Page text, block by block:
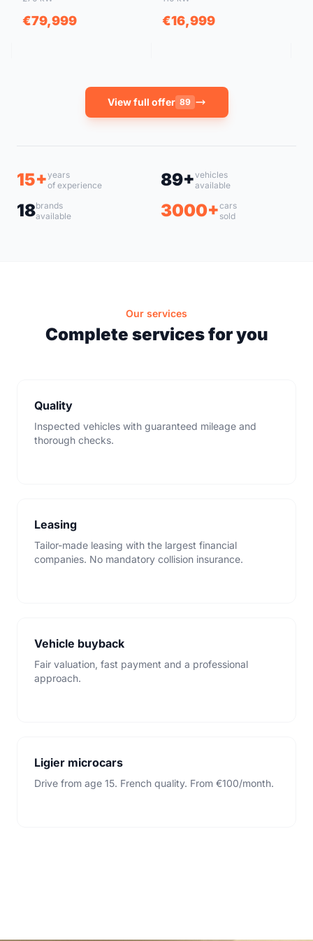
€79,999 €16,999
View full offer 89
15+years
of experience
89+vehicles
available
18brands
available
3000+cars
sold
Our services
Complete services for you
Quality
Inspected vehicles with guaranteed mileage and
thorough checks.
Leasing
Tailor-made leasing with the largest financial
companies. No mandatory collision insurance.
Vehicle buyback
Fair valuation, fast payment and a professional
approach.
Ligier microcars
Drive from age 15. French quality. From €100/month.